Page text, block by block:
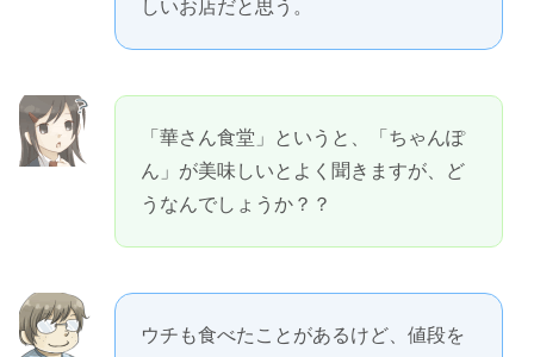
しいお店だと思う。
「華さん食堂」というと、「ちゃんぽ
ん」が美味しいとよく聞きますが、ど
うなんでしょうか？？
ウチも食べたことがあるけど、値段を